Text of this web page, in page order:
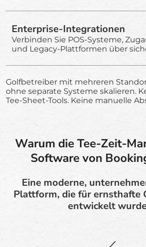
Enterprise-Integrationen
Verbinden Sie POS-Systeme,
und Legacy-Plattformen über
Golfbetreiber mit mehreren
ohne separate Systeme skalieren.
Tee-Sheet-Tools. Keine manuelle
Warum die Tee-Zeit-
Software von
Eine moderne,
Plattform, die für ernsthafte
entwickelt